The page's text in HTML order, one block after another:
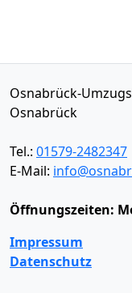
Osnabrück-
Osnabrück
Tel.: 01579-2482347
E-Mail:
Öffnungszeiten:
Impressum
Datenschutz